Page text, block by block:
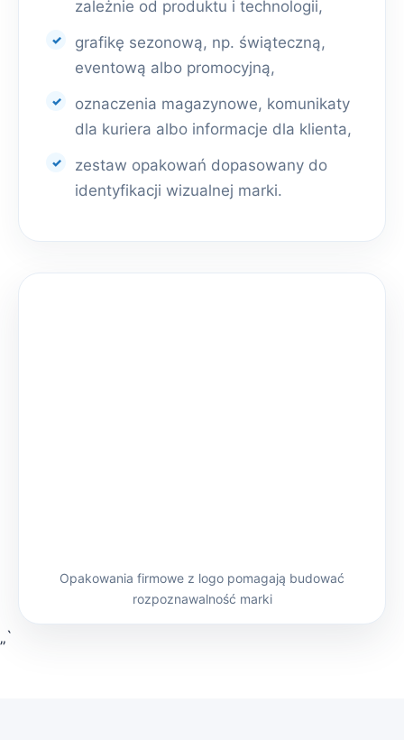
zależnie od produktu i technologii,
grafikę sezonową, np. świąteczną,
eventową albo promocyjną,
oznaczenia magazynowe, komunikaty
dla kuriera albo informacje dla klienta,
zestaw opakowań dopasowany do
identyfikacji wizualnej marki.
Opakowania firmowe z logo pomagają budować
rozpoznawalność marki
„`